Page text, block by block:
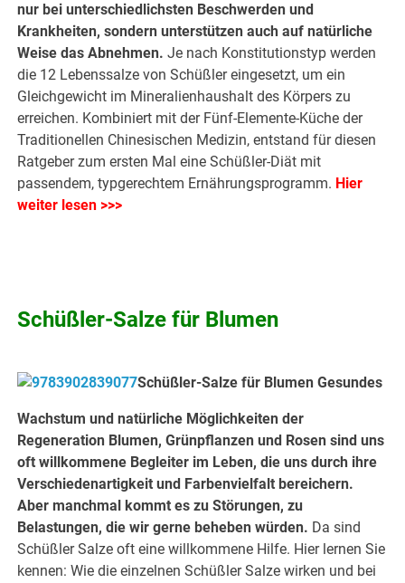
nur bei unterschiedlichsten Beschwerden und
Krankheiten, sondern unterstützen auch auf natürliche
Weise das Abnehmen. Je nach Konstitutionstyp werden
die 12 Lebenssalze von Schüßler eingesetzt, um ein
Gleichgewicht im Mineralienhaushalt des Körpers zu
erreichen. Kombiniert mit der Fünf-Elemente-Küche der
Traditionellen Chinesischen Medizin, entstand für diesen
Ratgeber zum ersten Mal eine Schüßler-Diät mit
passendem, typgerechtem Ernährungsprogramm. Hier
weiter lesen >>>
Schüßler-Salze für Blumen
Schüßler-Salze für Blumen Gesundes
Wachstum und natürliche Möglichkeiten der
Regeneration Blumen, Grünpflanzen und Rosen sind uns
oft willkommene Begleiter im Leben, die uns durch ihre
Verschiedenartigkeit und Farbenvielfalt bereichern.
Aber manchmal kommt es zu Störungen, zu
Belastungen, die wir gerne beheben würden. Da sind
Schüßler Salze oft eine willkommene Hilfe. Hier lernen Sie
kennen: Wie die einzelnen Schüßler Salze wirken und bei